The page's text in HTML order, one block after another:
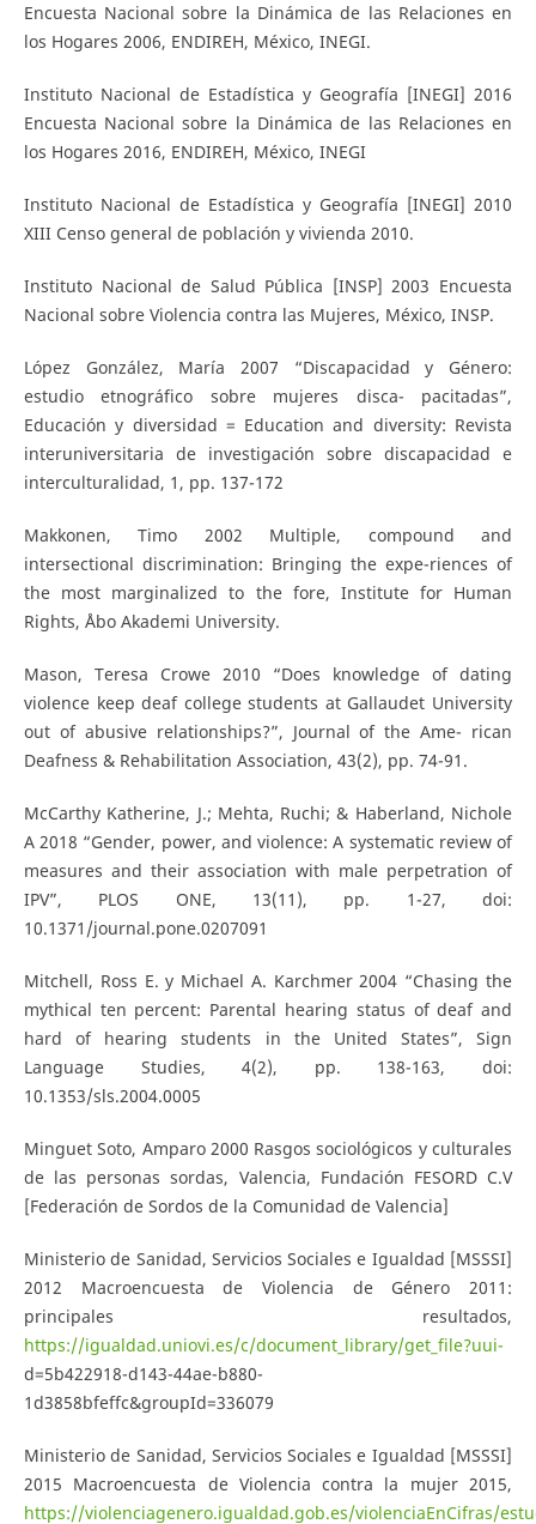
Encuesta Nacional sobre la Dinámica de las Relaciones en
los Hogares 2006, ENDIREH, México, INEGI.
Instituto Nacional de Estadística y Geografía [INEGI] 2016
Encuesta Nacional sobre la Dinámica de las Relaciones en
los Hogares 2016, ENDIREH, México, INEGI
Instituto Nacional de Estadística y Geografía [INEGI] 2010
XIII Censo general de población y vivienda 2010.
Instituto Nacional de Salud Pública [INSP] 2003 Encuesta
Nacional sobre Violencia contra las Mujeres, México, INSP.
López González, María 2007 “Discapacidad y Género:
estudio etnográfico sobre mujeres disca- pacitadas”,
Educación y diversidad = Education and diversity: Revista
interuniversitaria de investigación sobre discapacidad e
interculturalidad, 1, pp. 137-172
Makkonen, Timo 2002 Multiple, compound and
intersectional discrimination: Bringing the expe-riences of
the most marginalized to the fore, Institute for Human
Rights, Åbo Akademi University.
Mason, Teresa Crowe 2010 “Does knowledge of dating
violence keep deaf college students at Gallaudet University
out of abusive relationships?”, Journal of the Ame- rican
Deafness & Rehabilitation Association, 43(2), pp. 74-91.
McCarthy Katherine, J.; Mehta, Ruchi; & Haberland, Nichole
A 2018 “Gender, power, and violence: A systematic review of
measures and their association with male perpetration of
IPV”, PLOS ONE, 13(11), pp. 1-27, doi:
10.1371/journal.pone.0207091
Mitchell, Ross E. y Michael A. Karchmer 2004 “Chasing the
mythical ten percent: Parental hearing status of deaf and
hard of hearing students in the United States”, Sign
Language Studies, 4(2), pp. 138-163, doi:
10.1353/sls.2004.0005
Minguet Soto, Amparo 2000 Rasgos sociológicos y culturales
de las personas sordas, Valencia, Fundación FESORD C.V
[Federación de Sordos de la Comunidad de Valencia]
Ministerio de Sanidad, Servicios Sociales e Igualdad [MSSSI]
2012 Macroencuesta de Violencia de Género 2011:
principales resultados,
https://igualdad.uniovi.es/c/document_library/get_file?uui-
d=5b422918-d143-44ae-b880-
1d3858bfeffc&groupId=336079
Ministerio de Sanidad, Servicios Sociales e Igualdad [MSSSI]
2015 Macroencuesta de Violencia contra la mujer 2015,
https://violenciagenero.igualdad.gob.es/violenciaEnCifras/